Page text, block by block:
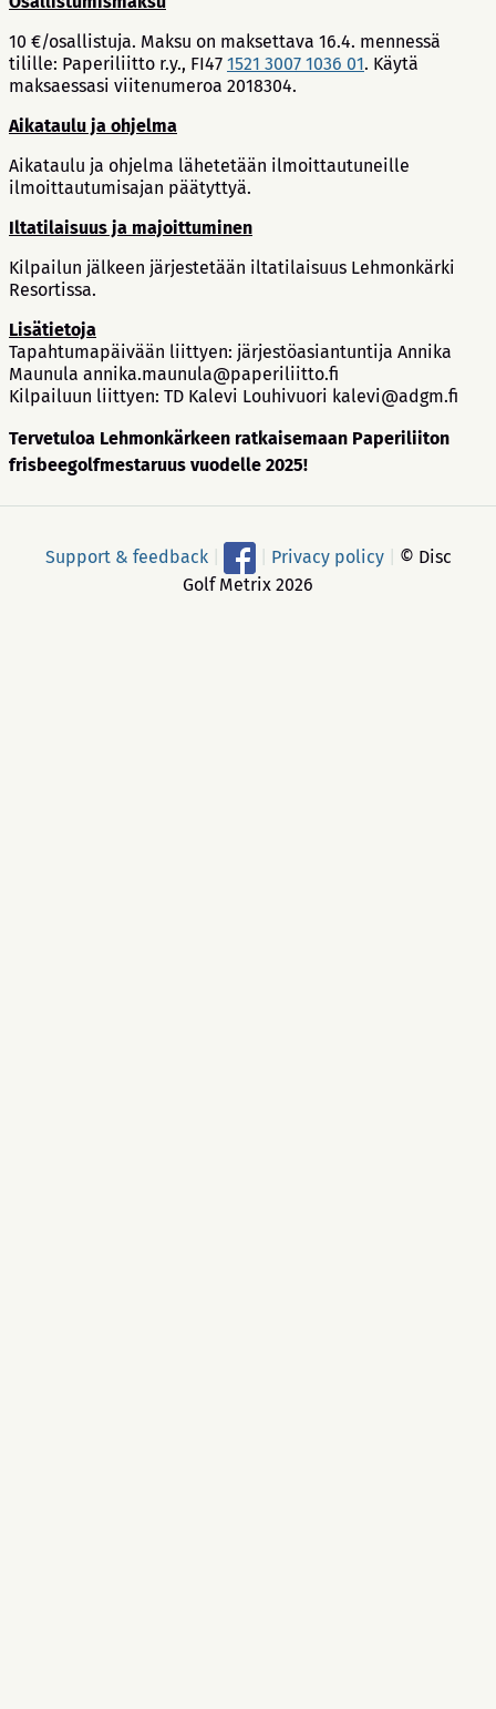
10 €/osallistuja. Maksu on maksettava 16.4. mennessä
tilille: Paperiliitto r.y., FI47 1521 3007 1036 01. Käytä
maksaessasi viitenumeroa 2018304.
Aikataulu ja ohjelma
Aikataulu ja ohjelma lähetetään ilmoittautuneille
ilmoittautumisajan päätyttyä.
Iltatilaisuus ja majoittuminen
Kilpailun jälkeen järjestetään iltatilaisuus Lehmonkärki
Resortissa.
Lisätietoja
Tapahtumapäivään liittyen: järjestöasiantuntija Annika
Maunula annika.maunula@paperiliitto.fi
Kilpailuun liittyen: TD Kalevi Louhivuori kalevi@adgm.fi
Tervetuloa Lehmonkärkeen ratkaisemaan Paperiliiton
frisbeegolfmestaruus vuodelle 2025!
Support & feedback Privacy policy
© Disc
Golf Metrix 2026